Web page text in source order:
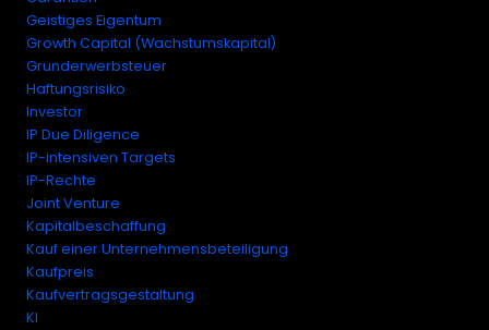
Geistiges Eigentum
Growth Capital (Wachstumskapital)
Grunderwerbsteuer
Haftungsrisiko
Investor
IP Due Diligence
IP-intensiven Targets
IP-Rechte
Joint Venture
Kapitalbeschaffung
Kauf einer Unternehmensbeteiligung
Kaufpreis
Kaufvertragsgestaltung
KI